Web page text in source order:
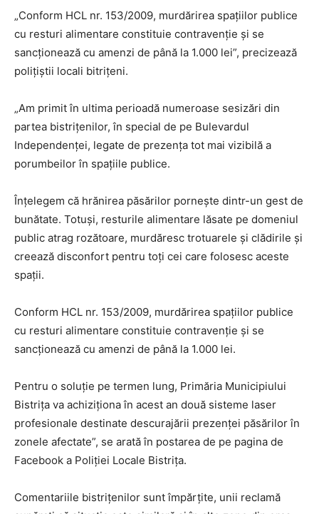
„Conform HCL nr. 153/2009, murdărirea spațiilor publice
cu resturi alimentare constituie contravenție și se
sancționează cu amenzi de până la 1.000 lei”, precizează
polițiștii locali bitrițeni.
„Am primit în ultima perioadă numeroase sesizări din
partea bistrițenilor, în special de pe Bulevardul
Independenței, legate de prezența tot mai vizibilă a
porumbeilor în spațiile publice.
Înțelegem că hrănirea păsărilor pornește dintr-un gest de
bunătate. Totuși, resturile alimentare lăsate pe domeniul
public atrag rozătoare, murdăresc trotuarele și clădirile și
creează disconfort pentru toți cei care folosesc aceste
spații.
Conform HCL nr. 153/2009, murdărirea spațiilor publice
cu resturi alimentare constituie contravenție și se
sancționează cu amenzi de până la 1.000 lei.
Pentru o soluție pe termen lung, Primăria Municipiului
Bistrița va achiziționa în acest an două sisteme laser
profesionale destinate descurajării prezenței păsărilor în
zonele afectate”, se arată în postarea de pe pagina de
Facebook a Poliției Locale Bistrița.
Comentariile bistrițenilor sunt împărțite, unii reclamă